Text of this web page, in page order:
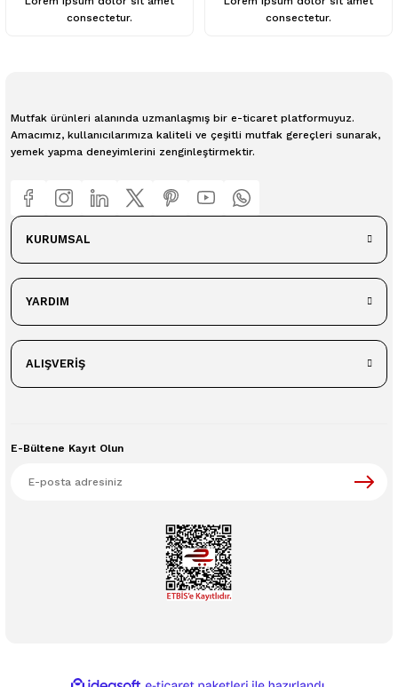
consectetur.
consectetur.
Mutfak ürünleri alanında uzmanlaşmış bir e-ticaret platformuyuz.
Amacımız, kullanıcılarımıza kaliteli ve çeşitli mutfak gereçleri sunarak,
yemek yapma deneyimlerini zenginleştirmektir.
KURUMSAL
YARDIM
ALIŞVERİŞ
E-Bültene Kayıt Olun
ideasoft